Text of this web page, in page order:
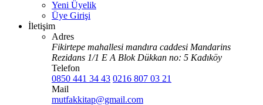
Yeni Üyelik
Üye Girişi
İletişim
Adres
Fikirtepe mahallesi mandıra caddesi Mandarins
Rezidans 1/1 E A Blok Dükkan no: 5 Kadıköy
Telefon
0850 441 34 43 0216 807 03 21
Mail
mutfakkitap@gmail.com